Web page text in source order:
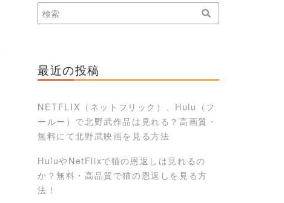
最近の投稿
NETFLIX（ネットフリック）、Hulu（フ
ールー）で北野武作品は見れる？高画質・
無料にて北野武映画を見る方法
HuluやNetFlixで猫の恩返しは見れるの
か？無料・高品質で猫の恩返しを見る方
法！